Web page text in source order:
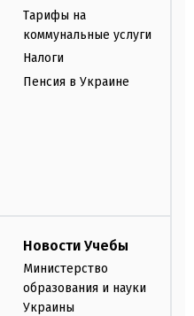
Тарифы на
коммунальные услуги
Налоги
Пенсия в Украине
Новости Учебы
Министерство
образования и науки
Украины